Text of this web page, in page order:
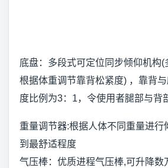
底盘：多段式可定位同步倾仰机构(
根据体重调节靠背松紧度) ，靠背
度比例为3：1，令使用者腿部与背
重量调节器:根据人体不同重量进行
到最舒适程度
气压棒：优质进程气压棒,可升降